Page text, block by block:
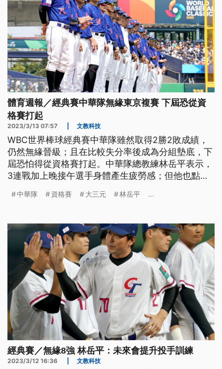
體育週報／經典賽中華隊無緣東京複賽 下屆恐從資
格賽打起
2023/3/13 07:57 文教科技
WBC世界棒球經典賽中華隊雖然取得2勝2敗成績，
仍然無緣晉級；且在比較失分率後成為分組墊底，下
屆恐怕得從資格賽打起。中華隊總教練林岳平表示，
3連戰加上晚接午選手身體產生疲勞感；但他也點
中華隊 資格賽 大三元 林岳平 ...
經典賽／無緣8強 林岳平：未來會提升投手訓練
2023/3/12 16:36 文教科技